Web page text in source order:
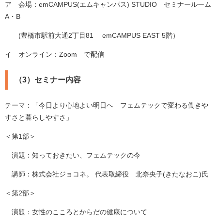
ア 会場：emCAMPUS(エムキャンパス) STUDIO セミナールーム
A・B
(豊橋市駅前大通2丁目81 emCAMPUS EAST 5階）
イ オンライン：Zoom で配信
（3）セミナー内容
テーマ：「今日より心地よい明日へ フェムテックで変わる働きや
すさと暮らしやすさ」
＜第1部＞
演題：知っておきたい、フェムテックの今
講師：株式会社ジョコネ。 代表取締役 北奈央子(きたなおこ)氏
＜第2部＞
演題：女性のこころとからだの健康について